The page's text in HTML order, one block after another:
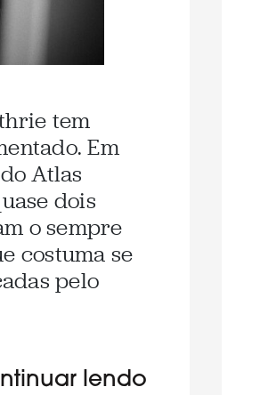
tem
Em
Atlas
dois
o sempre
costuma se
pelo
lendo